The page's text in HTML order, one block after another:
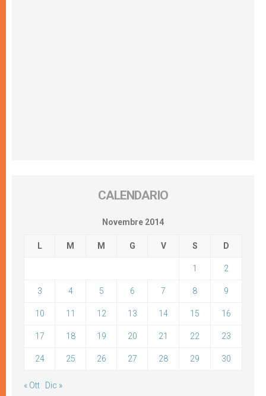
CALENDARIO
Novembre 2014
L M M G V S D
1 2
3 4 5 6 7 8 9
10 11 12 13 14 15 16
17 18 19 20 21 22 23
24 25 26 27 28 29 30
« Ott Dic »